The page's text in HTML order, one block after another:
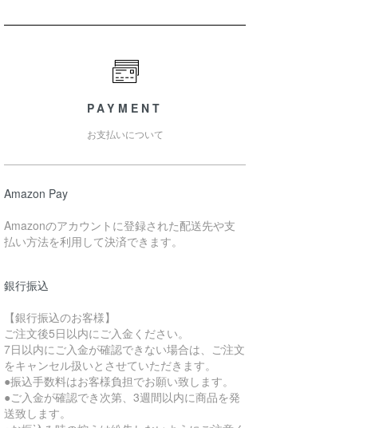
PAYMENT
お支払いについて
Amazon Pay
Amazonのアカウントに登録された配送先や支
払い方法を利用して決済できます。
銀行振込
【銀行振込のお客様】
ご注文後5日以内にご入金ください。
7日以内にご入金が確認できない場合は、ご注文
をキャンセル扱いとさせていただきます。
●振込手数料はお客様負担でお願い致します。
●ご入金が確認でき次第、3週間以内に商品を発
送致します。